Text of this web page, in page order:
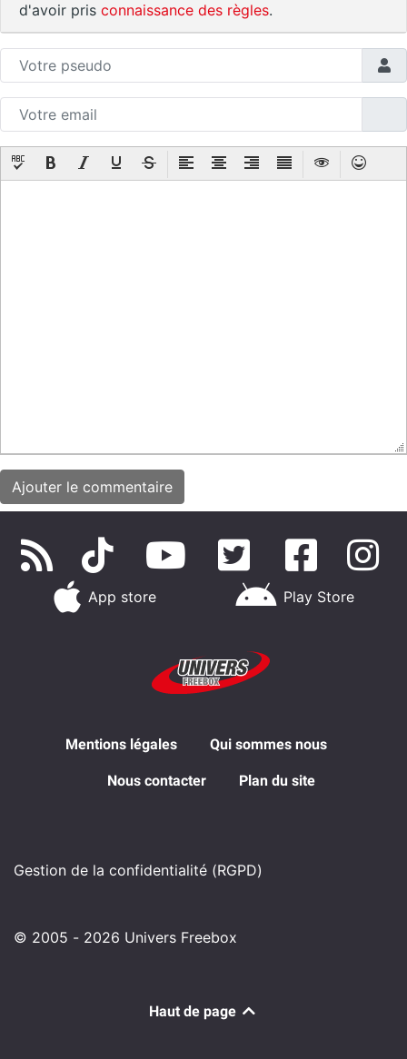
d'avoir pris connaissance des règles.
App store Play Store
Mentions légales Qui sommes nous
Nous contacter Plan du site
Gestion de la confidentialité (RGPD)
© 2005 - 2026 Univers Freebox
Haut de page